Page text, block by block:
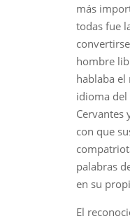
más
todas fue
hombre
hablaba el
idioma del
Cervantes
con que
palabras
en su
El